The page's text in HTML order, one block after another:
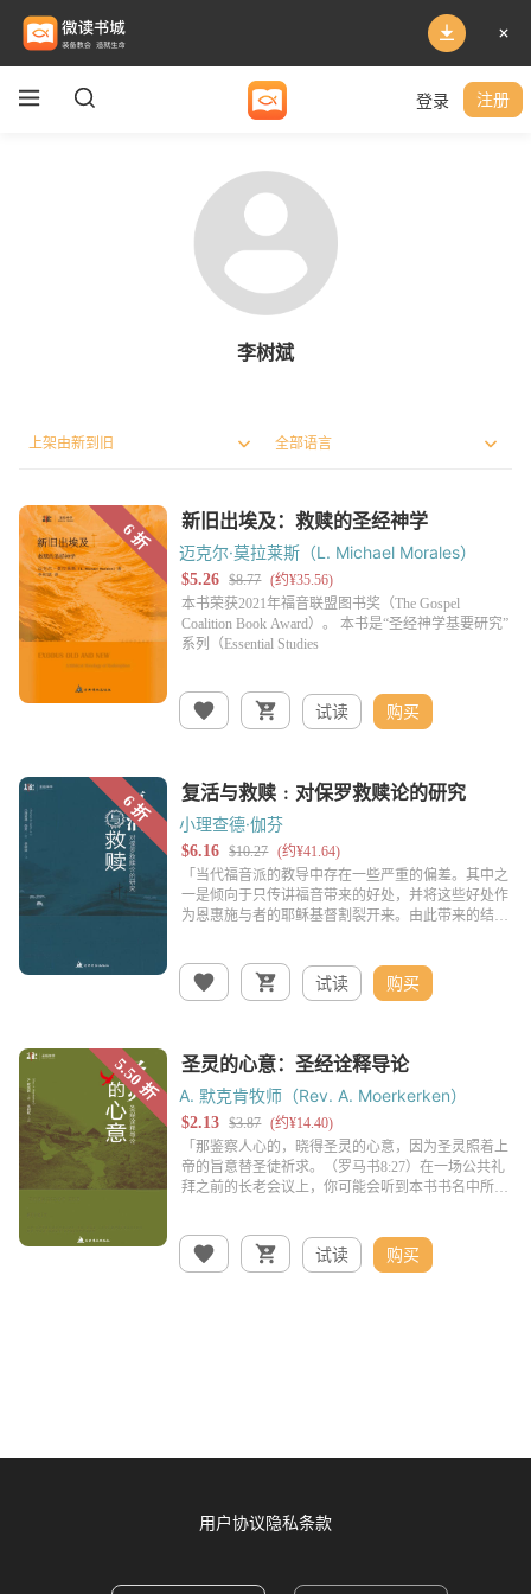
登录 注册
李树斌
迈克尔·莫拉莱斯（L. Michael Morales）
试读 购买
小理查德·伽芬
试读 购买
A. 默克肯牧师（Rev. A. Moerkerken）
试读 购买
用户协议隐私条款